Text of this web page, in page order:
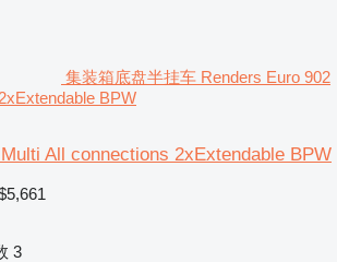
集装箱底盘半挂车 Renders Euro 902
BPW
All connections 2xExtendable BPW
3